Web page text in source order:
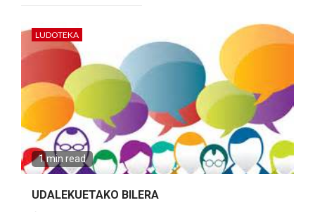
LUDOTEKA
1 min read
UDALEKUETAKO BILERA